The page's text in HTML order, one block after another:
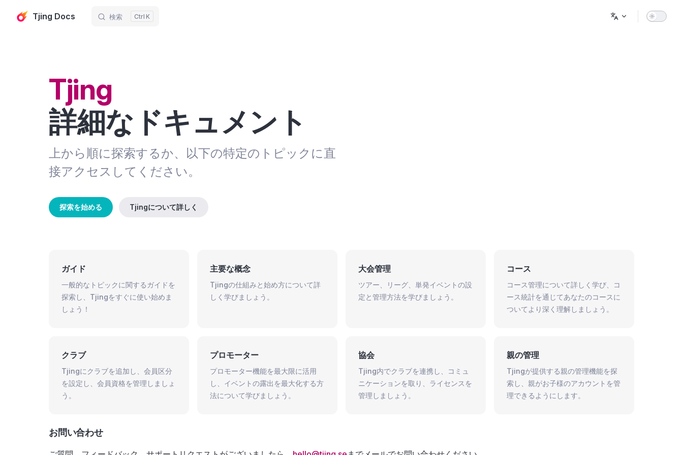
Skip to content
Tjing Docs 検索 K
Tjing
詳細なドキュメント
上から順に探索するか、以下の特定のトピックに直
接アクセスしてください。
探索を始める Tjingについて詳しく
ガイド
一般的なトピックに関するガイドを
探索し、Tjingをすぐに使い始めま
しょう！
主要な概念
Tjingの仕組みと始め方について詳
しく学びましょう。
大会管理
ツアー、リーグ、単発イベントの設
定と管理方法を学びましょう。
コース
コース管理について詳しく学び、コ
ース統計を通じてあなたのコースに
ついてより深く理解しましょう。
クラブ
Tjingにクラブを追加し、会員区分
を設定し、会員資格を管理しましょ
う。
プロモーター
プロモーター機能を最大限に活用
し、イベントの露出を最大化する方
法について学びましょう。
協会
Tjing内でクラブを連携し、コミュ
ニケーションを取り、ライセンスを
管理しましょう。
親の管理
Tjingが提供する親の管理機能を探
索し、親がお子様のアカウントを管
理できるようにします。
お問い合わせ